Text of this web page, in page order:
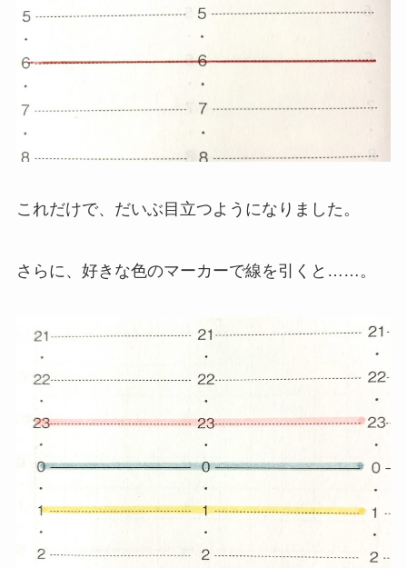
これだけで、だいぶ目立つようになりました。
さらに、好きな色のマーカーで線を引くと……。